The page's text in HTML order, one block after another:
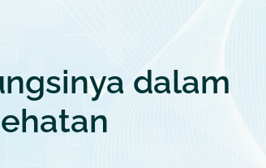
dalam